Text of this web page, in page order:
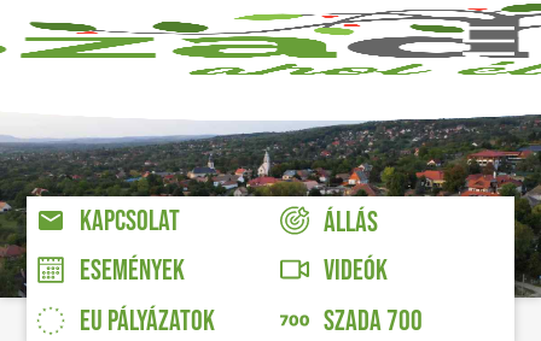
KAPCSOLAT
ÁLLÁS
ESEMÉNYEK
VIDEÓK
EU PÁLYÁZATOK
SZADA 700